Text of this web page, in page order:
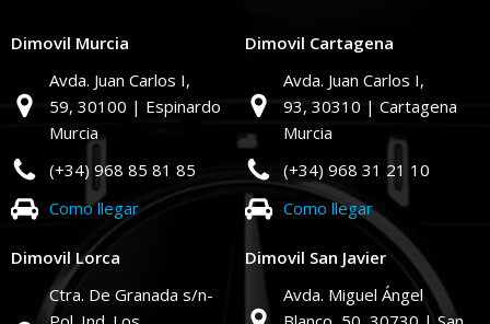
Dimovil Murcia
Avda. Juan Carlos I,
59, 30100 | Espinardo
Murcia
(+34) 968 85 81 85
Como llegar
Dimovil Cartagena
Avda. Juan Carlos I,
93, 30310 | Cartagena
Murcia
(+34) 968 31 21 10
Como llegar
Dimovil Lorca
Ctra. De Granada s/n-
Dimovil San Javier
Avda. Miguel Ángel